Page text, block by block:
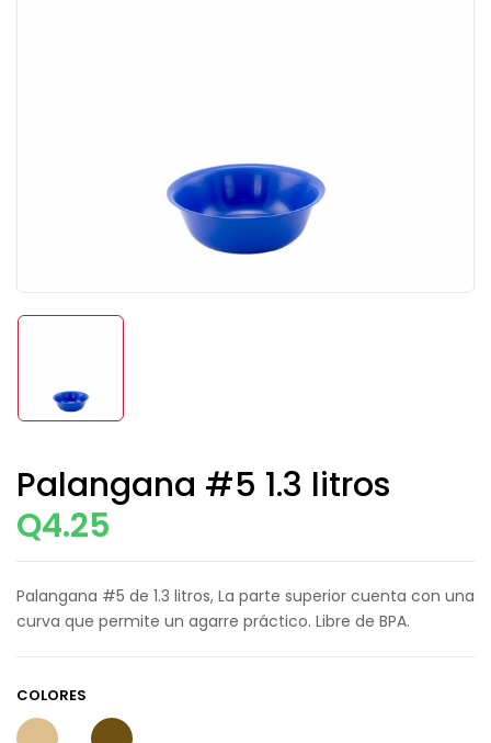
Palangana #5 1.3 litros
Q4.25
Palangana #5 de 1.3 litros, La parte superior cuenta con una
curva que permite un agarre práctico. Libre de BPA.
COLORES